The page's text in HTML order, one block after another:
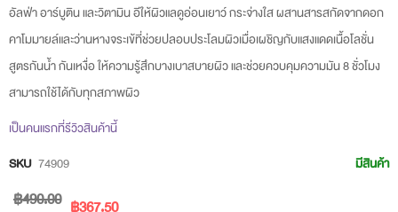
อัลฟ่า อาร์บูติน และวิตามิน อีให้ผิวแลดูอ่อนเยาว์ กระจ่างใส ผสานสารสกัดจากดอก
คาโมมายล์และว่านหางจระเข้ที่ช่วยปลอบประโลมผิวเมื่อเผชิญกับแสงแดดเนื้อโลชั่น
สูตรกันน้ำ กันเหงื่อ ให้ความรู้สึกบางเบาสบายผิว และช่วยควบคุมความมัน 8 ชั่วโมง
สามารถใช้ได้กับทุกสภาพผิว
เป็นคนแรกที่รีวิวสินค้านี้
มีสินค้า
SKU 74909
฿490.00
the
beginning
of
the
images